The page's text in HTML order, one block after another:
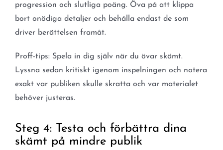
progression och slutliga poäng. Öva på att klippa
bort onödiga detaljer och behålla endast de som
driver berättelsen framåt.
Proff-tips: Spela in dig själv när du övar skämt.
Lyssna sedan kritiskt igenom inspelningen och notera
exakt var publiken skulle skratta och var materialet
behöver justeras.
Steg 4: Testa och förbättra dina
skämt på mindre publik